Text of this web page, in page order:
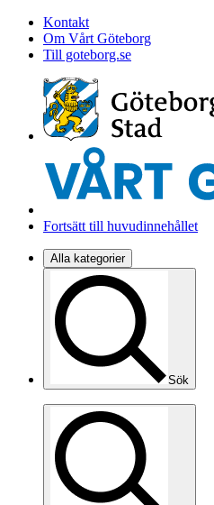
Kontakt
Om Vårt Göteborg
Till goteborg.se
Fortsätt till huvudinnehållet
Alla kategorier
Sök